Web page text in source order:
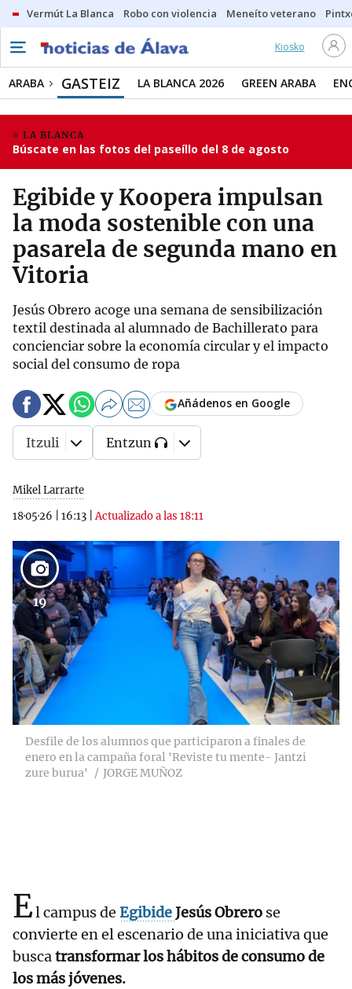
Vermút La Blanca Robo con violencia Meneíto veterano
Kiosko
ARABA GASTEIZ LA BLANCA 2026 GREEN ARABA
LA BLANCA
Búscate en las fotos del paseíllo del 8 de agosto
Egibide y Koopera impulsan
la moda sostenible con una
pasarela de segunda mano en
Vitoria
Jesús Obrero acoge una semana de sensibilización
textil destinada al alumnado de Bachillerato para
concienciar sobre la economía circular y el impacto
social del consumo de ropa
Mikel Larrarte
18·05·26
16:13 |Actualizado a las 18:11
Añádenos en Google
Itzuli Entzun
19
Desfile de los alumnos que participaron a finales de
enero en la campaña foral 'Reviste tu mente- Jantzi
zure burua'
JORGE MUÑOZ
El campus de EgibideJesús Obrero se
convierte en el escenario de una iniciativa que
buscatransformar los hábitos de consumo de
los más jóvenes.